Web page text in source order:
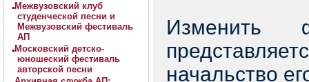
Межвузовский клуб
студенческой песни и
Межвузовский фестиваль
АП
Московский детско-
юношеский фестиваль
авторской песни
Изменить
начальство